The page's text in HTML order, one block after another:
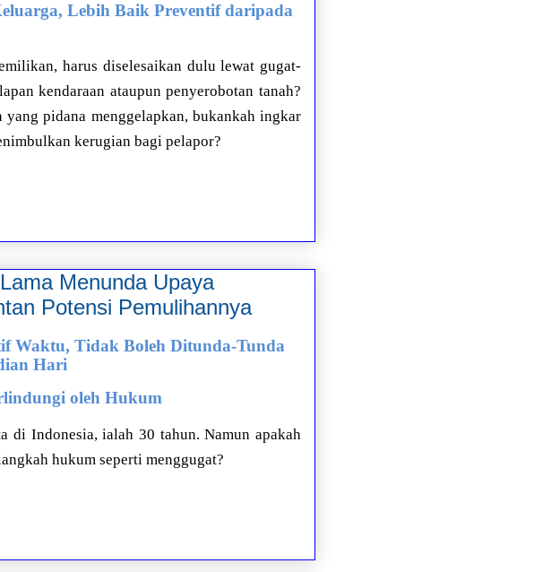
Lebih Baik Preventif daripada
harus diselesaikan dulu lewat gugat-
kendaraan ataupun penyerobotan tanah?
pidana menggelapkan, bukankah ingkar
kerugian bagi pelapor?
Menunda Upaya
Potensi Pemulihannya
Waktu, Tidak Boleh Ditunda-Tunda
Hari
oleh Hukum
di Indonesia, ialah 30 tahun. Namun apakah
hukum seperti menggugat?